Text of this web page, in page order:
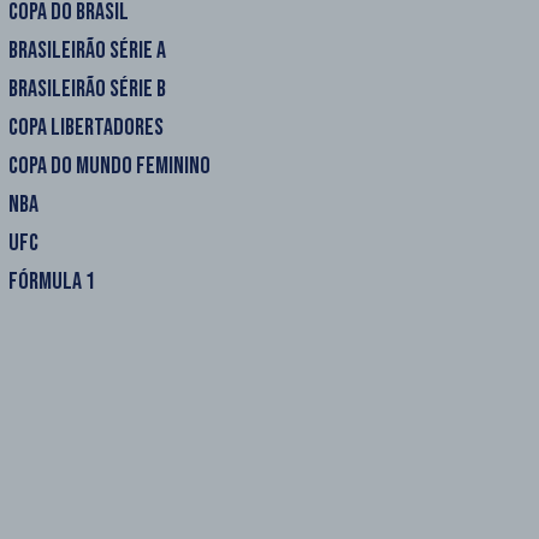
COPA DO BRASIL
BRASILEIRÃO SÉRIE A
BRASILEIRÃO SÉRIE B
COPA LIBERTADORES
COPA DO MUNDO FEMININO
NBA
UFC
FÓRMULA 1